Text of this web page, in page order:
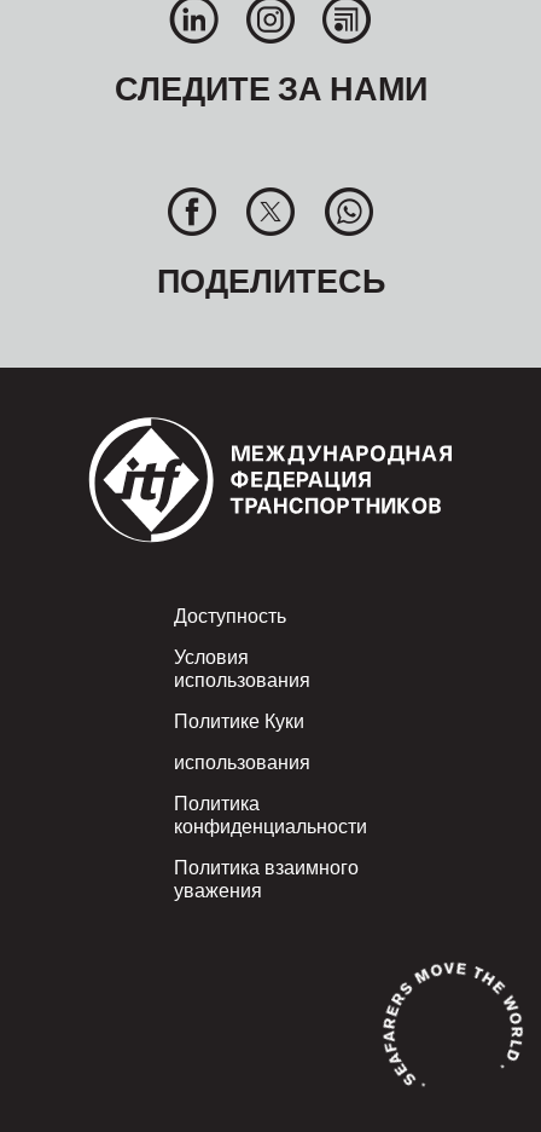
СЛЕДИТЕ ЗА НАМИ
ПОДЕЛИТЕСЬ
Footer
Доступность
Условия
использования
Политике Куки
использования
Политика
конфиденциальности
Политика взаимного
уважения